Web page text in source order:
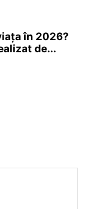
în 2026?
de...